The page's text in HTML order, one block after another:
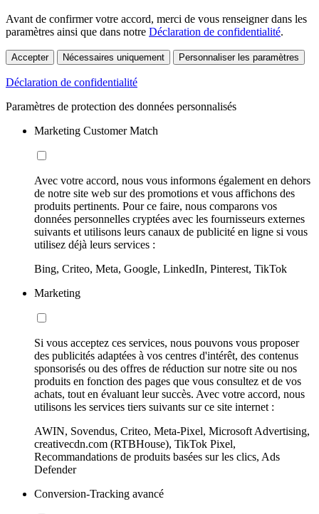
Avant de confirmer votre accord, merci de vous renseigner dans les
paramètres ainsi que dans notre Déclaration de confidentialité.
Accepter Nécessaires uniquement Personnaliser les paramètres
Déclaration de confidentialité
Paramètres de protection des données personnalisés
Marketing Customer Match
Avec votre accord, nous vous informons également en dehors
de notre site web sur des promotions et vous affichons des
produits pertinents. Pour ce faire, nous comparons vos
données personnelles cryptées avec les fournisseurs externes
suivants et utilisons leurs canaux de publicité en ligne si vous
utilisez déjà leurs services :
Bing, Criteo, Meta, Google, LinkedIn, Pinterest, TikTok
Marketing
Si vous acceptez ces services, nous pouvons vous proposer
des publicités adaptées à vos centres d'intérêt, des contenus
sponsorisés ou des offres de réduction sur notre site ou nos
produits en fonction des pages que vous consultez et de vos
achats, tout en évaluant leur succès. Avec votre accord, nous
utilisons les services tiers suivants sur ce site internet :
AWIN, Sovendus, Criteo, Meta-Pixel, Microsoft Advertising,
creativecdn.com (RTBHouse), TikTok Pixel,
Recommandations de produits basées sur les clics, Ads
Defender
Conversion-Tracking avancé